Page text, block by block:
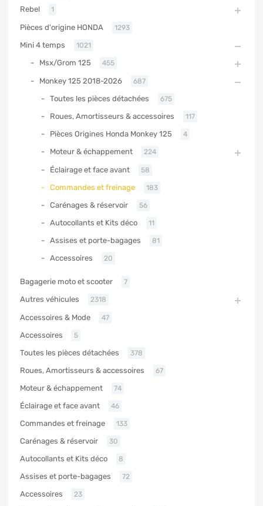
Rebel 1
Pièces d'origine HONDA 1293
Mini 4 temps 1021
Msx/Grom 125 455
Monkey 125 2018-2026 687
Toutes les pièces détachées 675
Roues, Amortisseurs & accessoires 117
Pièces Origines Honda Monkey 125 4
Moteur & échappement 224
Éclairage et face avant 58
Commandes et freinage 183
Carénages & réservoir 56
Autocollants et Kits déco 11
Assises et porte-bagages 81
Accessoires 20
Bagagerie moto et scooter 7
Autres véhicules 2318
Accessoires & Mode 47
Accessoires 5
Toutes les pièces détachées 378
Roues, Amortisseurs & accessoires 67
Moteur & échappement 74
Éclairage et face avant 46
Commandes et freinage 133
Carénages & réservoir 30
Autocollants et Kits déco 8
Assises et porte-bagages 72
Accessoires 23